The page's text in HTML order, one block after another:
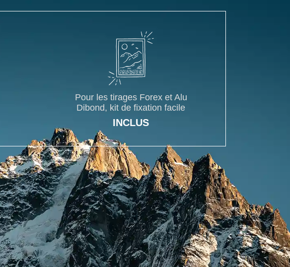
Pour les tirages Forex et Alu
Dibond, kit de fixation facile
INCLUS